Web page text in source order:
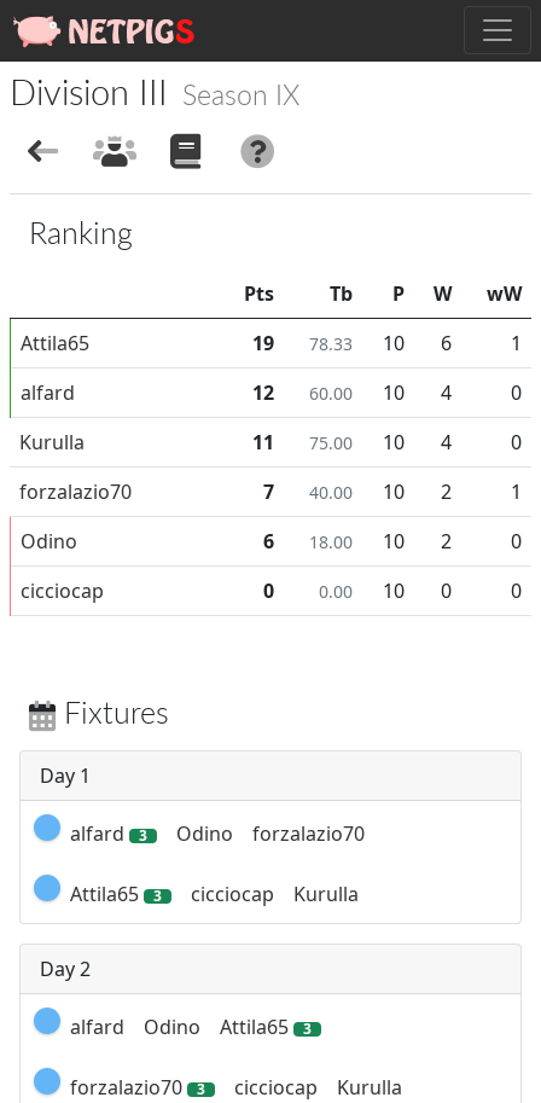
Division III Season IX
Ranking
Pts Tb P W
wW
Attila65
19 78.33 10 6
1
alfard
12 60.00 10 4
0
Kurulla
11 75.00 10 4
0
forzalazio70
7 40.00 10 2
1
Odino
6 18.00 10 2
0
cicciocap
0 0.00 10 0 0
Fixtures
Day 1
alfard 3 Odino forzalazio70
Attila65 3 cicciocap Kurulla
Day 2
alfard Odino Attila65 3
forzalazio70 3 cicciocap Kurulla